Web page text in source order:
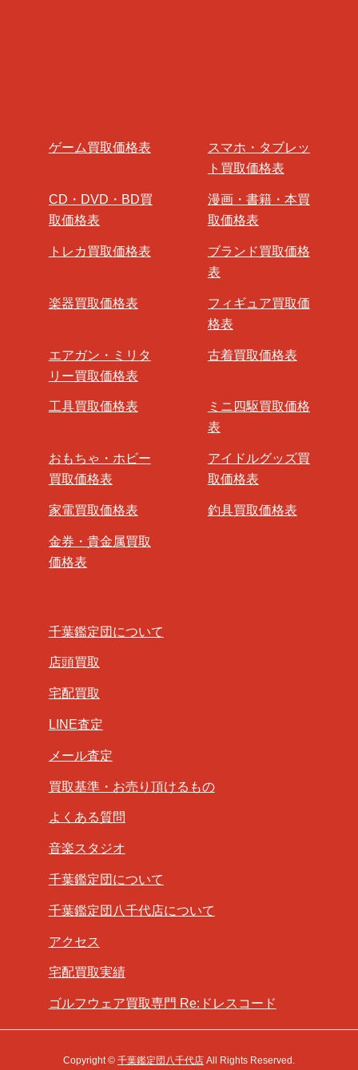
ゲーム買取価格表
スマホ・タブレッ
ト買取価格表
CD・DVD・BD買
取価格表
漫画・書籍・本買
取価格表
トレカ買取価格表
ブランド買取価格
表
楽器買取価格表
フィギュア買取価
格表
エアガン・ミリタ
リー買取価格表
古着買取価格表
工具買取価格表
ミニ四駆買取価格
表
おもちゃ・ホビー
買取価格表
アイドルグッズ買
取価格表
家電買取価格表 釣具買取価格表
金券・貴金属買取
価格表
千葉鑑定団について
店頭買取
宅配買取
LINE査定
メール査定
買取基準・お売り頂けるもの
よくある質問
音楽スタジオ
千葉鑑定団について
千葉鑑定団八千代店について
アクセス
宅配買取実績
ゴルフウェア買取専門 Re:ドレスコード
Copyright © 千葉鑑定団八千代店 All Rights Reserved.